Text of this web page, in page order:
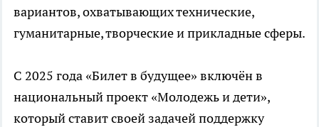
вариантов, охватывающих технические,
гуманитарные, творческие и прикладные сферы.
С 2025 года «Билет в будущее» включён в
национальный проект «Молодежь и дети»,
который ставит своей задачей поддержку